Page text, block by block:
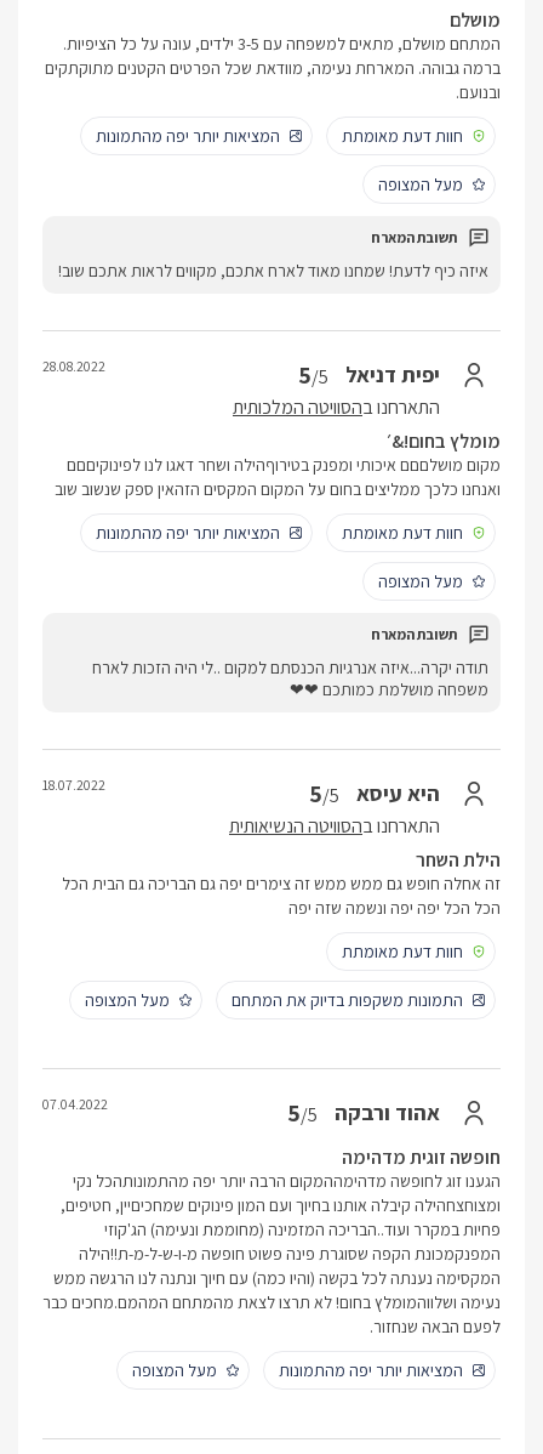
מושלם
המתחם מושלם, מתאים למשפחה עם 3-5 ילדים, עונה על כל הציפיות.
ברמה גבוהה. המארחת נעימה, מוודאת שכל הפרטים הקטנים מתוקתקים
ובנועם.
חוות דעת מאומתת
המציאות יותר יפה מהתמונות
מעל המצופה
איזה כיף לדעת! שמחנו מאוד לארח אתכם, מקווים לראות אתכם שוב!
יפית דניאל 5/5
התארחנו בהסוויטה המלכותית
28.08.2022
מומלץ בחום!&׳
מקום מושלםםם איכותי ומפנק בטירוףהילה ושחר דאגו לנו לפינוקיםםם
ואנחנו כלכך ממליצים בחום על המקום המקסים הזהאין ספק שנשוב שוב
חוות דעת מאומתת
המציאות יותר יפה מהתמונות
מעל המצופה
תודה יקרה...איזה אנרגיות הכנסתם למקום ..לי היה הזכות לארח
משפחה מושלמת כמותכם ❤❤
היא עיסא 5/5
התארחנו בהסוויטה הנשיאותית
18.07.2022
הילת השחר
‏זה אחלה חופש גם ממש ממש זה צימרים יפה גם הבריכה גם הבית הכל
הכל הכל יפה יפה ונשמה שזה יפה
חוות דעת מאומתת
התמונות משקפות בדיוק את המתחם מעל המצופה
אהוד ורבקה 5/5
07.04.2022
חופשה זוגית מדהימה
הגענו זוג לחופשה מדהימההמקום הרבה יותר יפה מהתמונותהכל נקי
ומצוחצחהילה קיבלה אותנו בחיוך ועם המון פינוקים שמחכיםיין, חטיפים,
פחיות במקרר ועוד..הבריכה המזמינה (מחוממת ונעימה) הג'קוזי
המפנקמכונת הקפה שסוגרת פינה פשוט חופשה מ-ו-ש-ל-מ-ת!!הילה
המקסימה נענתה לכל בקשה (והיו כמה) עם חיוך ונתנה לנו הרגשה ממש
נעימה ושלווהמומלץ בחום! לא תרצו לצאת מהמתחם המהמם.מחכים כבר
לפעם הבאה שנחזור.
המציאות יותר יפה מהתמונות
מעל המצופה